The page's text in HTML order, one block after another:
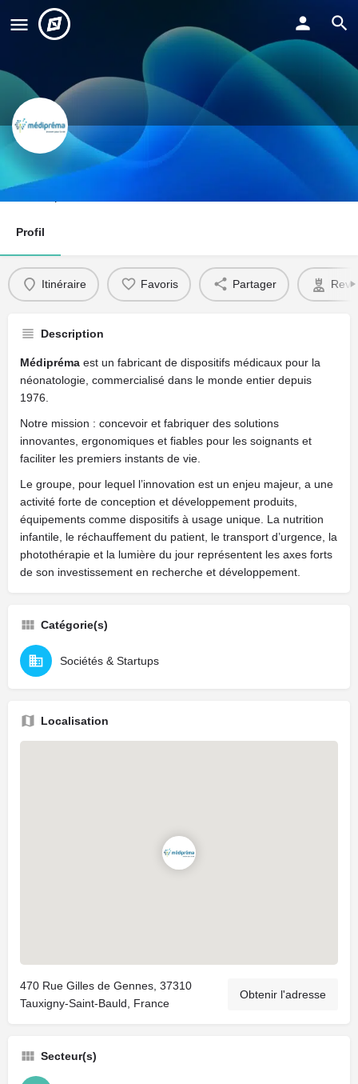
Médipréma Group
Profil
Itinéraire Favoris Partager
Description
Médipréma est un fabricant de dispositifs médicaux pour la
néonatologie, commercialisé dans le monde entier depuis
1976.
Notre mission : concevoir et fabriquer des solutions
innovantes, ergonomiques et fiables pour les soignants et
faciliter les premiers instants de vie.
Le groupe, pour lequel l’innovation est un enjeu majeur, a une
activité forte de conception et développement produits,
équipements comme dispositifs à usage unique. La nutrition
infantile, le réchauffement du patient, le transport d’urgence, la
photothérapie et la lumière du jour représentent les axes forts
de son investissement en recherche et développement.
Catégorie(s)
Sociétés & Startups
Localisation
470 Rue Gilles de Gennes, 37310
Tauxigny-Saint-Bauld, France
Obtenir l'adresse
Secteur(s)